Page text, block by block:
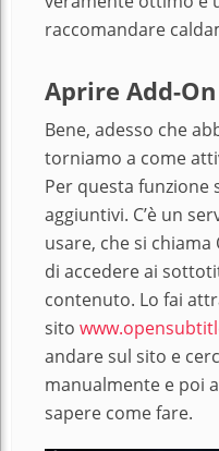
raccomandare
Aprire Add-
Bene, adesso che
torniamo a come
Per questa funzione
aggiuntivi. C’è un
usare, che si
di accedere ai
contenuto. Lo fai
sito
andare sul sito e
manualmente e poi
sapere come fare.